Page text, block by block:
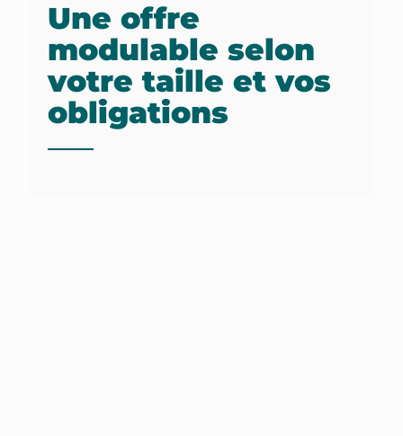
Une offre
modulable selon
votre taille et vos
obligations